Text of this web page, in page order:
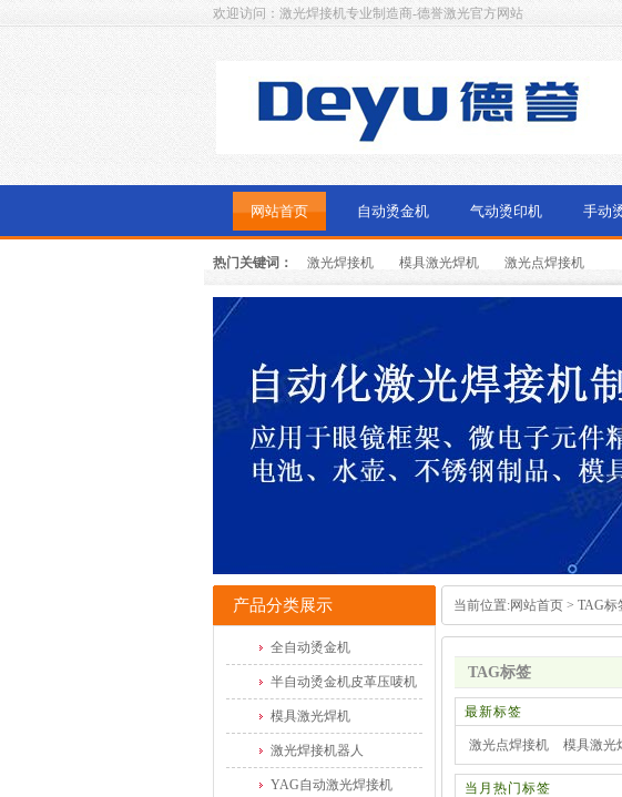
欢迎访问：激光焊接机专业制造商-德誉激光官方网站
网站首页 自动烫金机 气动烫印机 手动
热门关键词： 激光焊接机 模具激光焊机 激光点焊接机
当前位置:网站首页 > TAG标
TAG标签
最新标签
激光点焊接机 模具激光
当月热门标签
产品分类展示
全自动烫金机
半自动烫金机皮革压唛机
模具激光焊机
激光焊接机器人
YAG自动激光焊接机